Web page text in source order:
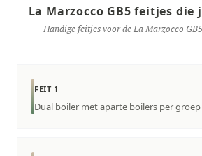
La Marzocco GB5 feitjes die
Handige feitjes voor de La Marzocco
FEIT 1
Dual boiler met aparte boilers per groep